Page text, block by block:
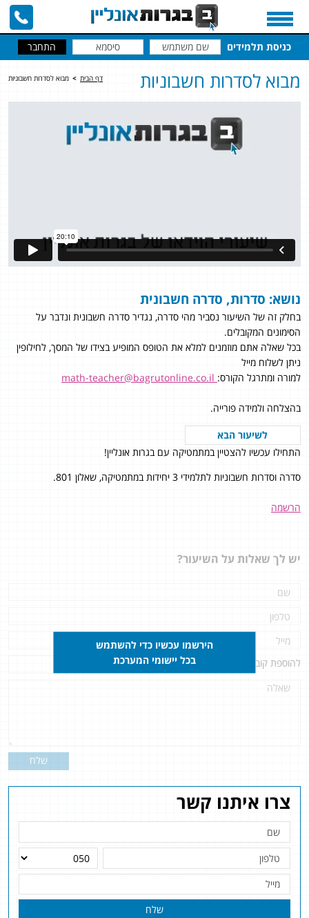
כניסת תלמידים
צרו איתנו קשר
שלח
דף הבית > מבוא לסדרות חשבוניות מבוא לסדרות חשבוניות
נושא: סדרות, סדרה חשבונית
בחלק זה של השיעור נסביר מהי סדרה, נגדיר סדרה חשבונית ונדבר על
הסימונים המקובלים.
בכל שאלה אתם מוזמנים למלא את הטופס המופיע בצידו של המסך, לחילופין
ניתן לשלוח מייל
למורה ומתרגל הקורס:
בהצלחה ולמידה פורייה.
לשיעור הבא
התחילו עכשיו להצטיין במתמטיקה עם בגרות אונליין!
סדרה וסדרות חשבוניות לתלמידי 3 יחידות במתמטיקה, שאלון 801.
הרשמה
יש לך שאלות על השיעור?
להוספת קובץ
שלח
הירשמו עכשיו כדי להשתמש
בכל יישומי המערכת